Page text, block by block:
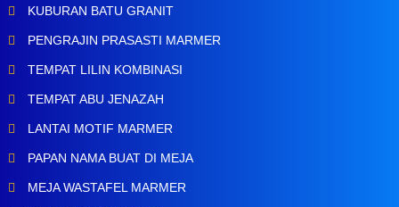
KUBURAN BATU GRANIT
PENGRAJIN PRASASTI MARMER
TEMPAT LILIN KOMBINASI
TEMPAT ABU JENAZAH
LANTAI MOTIF MARMER
PAPAN NAMA BUAT DI MEJA
MEJA WASTAFEL MARMER